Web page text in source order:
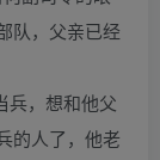
队，父亲已经
兵，想和他父
的人了，他老